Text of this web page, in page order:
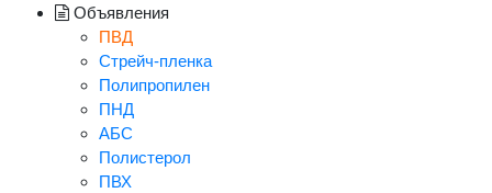
Объявления
ПВД
Стрейч-пленка
Полипропилен
ПНД
АБС
Полистерол
ПВХ